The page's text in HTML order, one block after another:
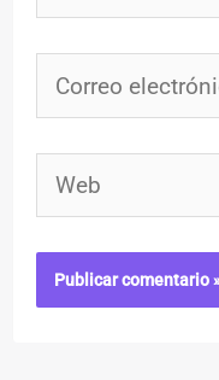
Correo
electrónico*
Web